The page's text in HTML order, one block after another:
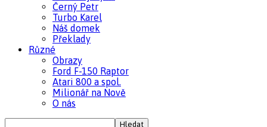
Černý Petr
Turbo Karel
Náš domek
Překlady
Různé
Obrazy
Ford F-150 Raptor
Atari 800 a spol.
Milionář na Nově
O nás